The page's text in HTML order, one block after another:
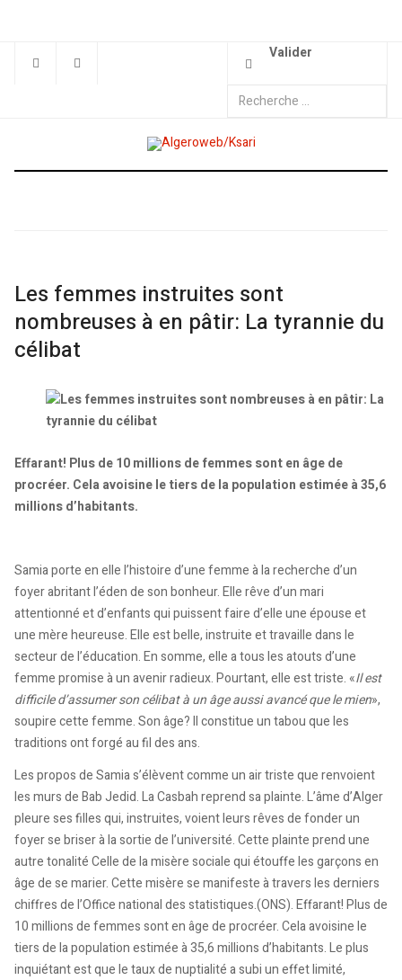
Valider
Les femmes instruites sont
nombreuses à en pâtir: La tyrannie du
célibat
Effarant! Plus de 10 millions de femmes sont en âge de
procréer. Cela avoisine le tiers de la population estimée à 35,6
millions d’habitants.
Samia porte en elle l’histoire d’une femme à la recherche d’un
foyer abritant l’éden de son bonheur. Elle rêve d’un mari
attentionné et d’enfants qui puissent faire d’elle une épouse et
une mère heureuse. Elle est belle, instruite et travaille dans le
secteur de l’éducation. En somme, elle a tous les atouts d’une
femme promise à un avenir radieux. Pourtant, elle est triste. «Il est
difficile d’assumer son célibat à un âge aussi avancé que le mien»,
soupire cette femme. Son âge? Il constitue un tabou que les
traditions ont forgé au fil des ans.
Les propos de Samia s’élèvent comme un air triste que renvoient
les murs de Bab Jedid. La Casbah reprend sa plainte. L’âme d’Alger
pleure ses filles qui, instruites, voient leurs rêves de fonder un
foyer se briser à la sortie de l’université. Cette plainte prend une
autre tonalité Celle de la misère sociale qui étouffe les garçons en
âge de se marier. Cette misère se manifeste à travers les derniers
chiffres de l’Office national des statistiques.(ONS). Effarant! Plus de
10 millions de femmes sont en âge de procréer. Cela avoisine le
tiers de la population estimée à 35,6 millions d’habitants. Le plus
inquiétant est que le taux de nuptialité a subi un effet limité,